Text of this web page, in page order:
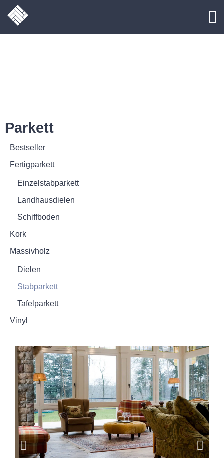
Parkett
Bestseller
Fertigparkett
Einzelstabparkett
Landhausdielen
Schiffboden
Kork
Massivholz
Dielen
Stabparkett
Tafelparkett
Vinyl